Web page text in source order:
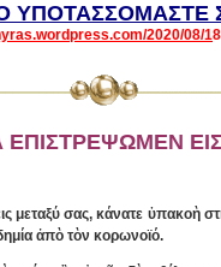
ΥΠΟΤΑΣΣΟΜΑΣΤΕ
2020/08/18
ΕΠΙΣΤΡΕΨΩΜΕΝ
μεταξύ σας, κάνατε ὑπακοὴ
ἀπὸ τὸν κορωνοϊό.